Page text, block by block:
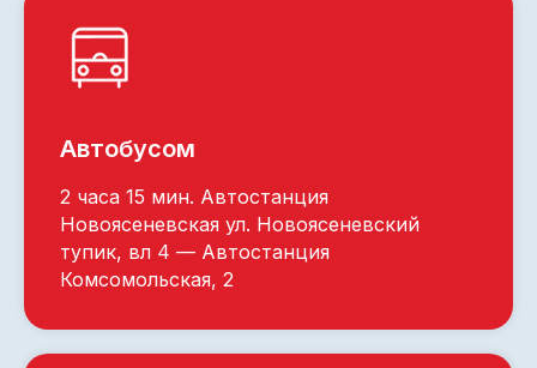
Автобусом
2 часа 15 мин. Автостанция
Новоясеневская ул. Новоясеневский
тупик, вл 4 — Автостанция
Комсомольская, 2